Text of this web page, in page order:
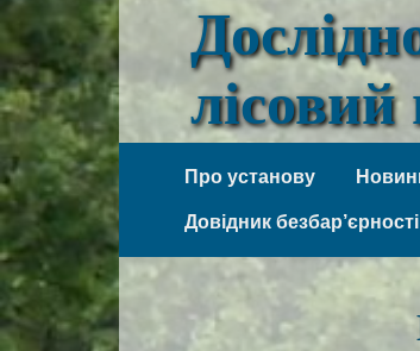
Про установу
Довідник безбар’єрності